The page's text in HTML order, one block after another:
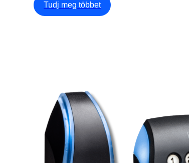
Tudj meg többet